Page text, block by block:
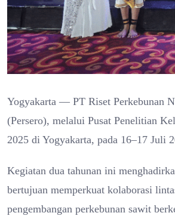
Yogyakarta — PT Riset Perkebunan
(Persero), melalui Pusat Penelitian
2025 di Yogyakarta, pada 16–17 Juli
Kegiatan dua tahunan ini
bertujuan memperkuat kolaborasi
pengembangan perkebunan sawit